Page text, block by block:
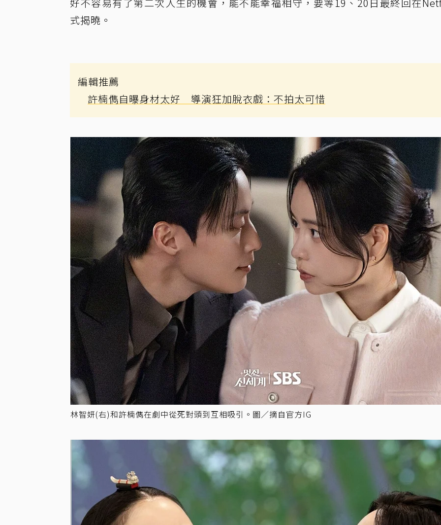
式揭曉。
編輯推薦
許楠儁自曝身材太好 導演狂加脫衣戲：不拍太可惜
林智妍(右)和許楠儁在劇中從死對頭到互相吸引。圖／摘自官方IG